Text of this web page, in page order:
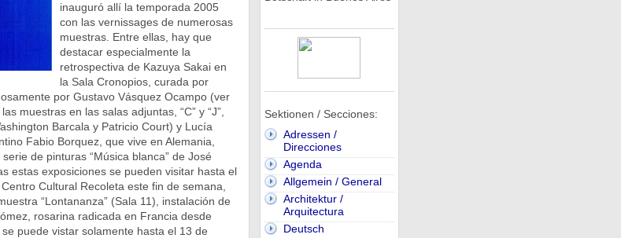
inauguró allí la temporada 2005
con las vernissages de numerosas
muestras. Entre ellas, hay que
destacar especialmente la
retrospectiva de Kazuya Sakai en
la Sala Cronopios, curada por
por Gustavo Vásquez Ocampo (ver
muestras en las salas adjuntas, “C” y “J”,
Barcala y Patricio Court) y Lucía
Fabio Borquez, que vive en Alemania,
de pinturas “Música blanca” de José
estas exposiciones se pueden visitar hasta el
Cultural Recoleta este fin de semana,
“Lontananza” (Sala 11), instalación de
rosarina radicada en Francia desde
puede vistar solamente hasta el 13 de
Sektionen / Secciones:
Adressen /
Direcciones
Agenda
Allgemein / General
Architektur /
Arquitectura
Deutsch